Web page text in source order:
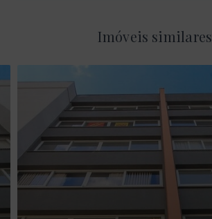
Imóveis similares